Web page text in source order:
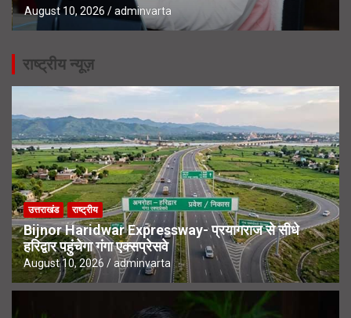
August 10, 2026 adminvarta
राष्ट्रीय न्यूज़
उत्तराखंड राष्ट्रीय
Bijnor Haridwar Expressway- प्रयागराज से सीधे
हरिद्वार पहुंचेगा गंगा एक्सप्रेसवे
August 10, 2026 adminvarta